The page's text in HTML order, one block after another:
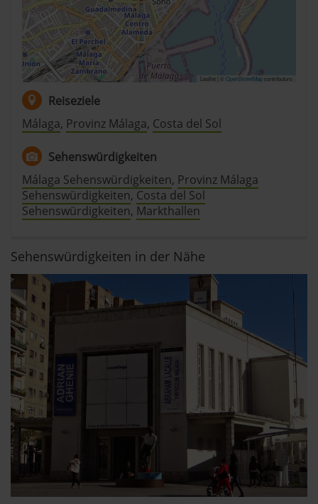
Leaflet | © OpenStreetMapcontributors
Reiseziele
Málaga, Provinz Málaga, Costa del Sol
Sehenswürdigkeiten
Málaga Sehenswürdigkeiten, Provinz Málaga
Sehenswürdigkeiten, Costa del Sol
Sehenswürdigkeiten, Markthallen
Sehenswürdigkeiten in der Nähe